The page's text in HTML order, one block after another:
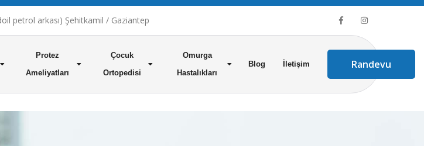
petrol arkası) Şehitkamil / Gaziantep
Protez
Ameliyatları
Çocuk
Ortopedisi
Omurga
Hastalıkları
Blog İletişim Randevu